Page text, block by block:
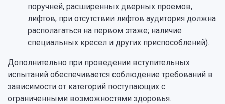
поручней, расширенных дверных проемов,
лифтов, при отсутствии лифтов аудитория должна
располагаться на первом этаже; наличие
специальных кресел и других приспособлений).
Дополнительно при проведении вступительных
испытаний обеспечивается соблюдение требований в
зависимости от категорий поступающих с
ограниченными возможностями здоровья.